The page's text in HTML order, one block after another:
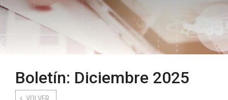
Boletín: Diciembre 2025